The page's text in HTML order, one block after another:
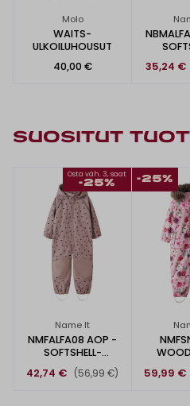
Molo
WAITS-
ULKOILUHOUSUT
40,00 €
35,24 €
SUOSITUT
Osta väh. 3, saat
-25%
Name It
NMFALFA08 AOP -
SOFTSHELL-
HAALARI
42,74 € (56,99 €)
-25%
59,99 €